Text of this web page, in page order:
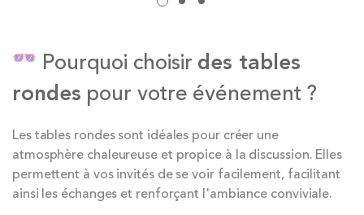
Pourquoi choisir des tables
rondes pour votre événement ?
Les tables rondes sont idéales pour créer une
atmosphère chaleureuse et propice à la discussion. Elles
permettent à vos invités de se voir facilement, facilitant
ainsi les échanges et renforçant l'ambiance conviviale.